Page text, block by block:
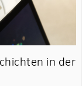
in der